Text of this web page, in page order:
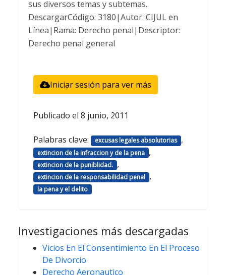
sus diversos temas y subtemas.
DescargarCódigo: 3180|Autor: CIJUL en
Línea|Rama: Derecho penal|Descriptor:
Derecho penal general
Iniciar sesión para ver más
Publicado el 8 junio, 2011
Palabras clave: excusas legales absolutorias ,
extincion de la infraccion y de la pena ,
extincion de la puniblidad. ,
extincion de la responsabilidad penal ,
la pena y el delito
Investigaciones más descargadas
Vicios En El Consentimiento En El Proceso
De Divorcio
Derecho Aeronautico